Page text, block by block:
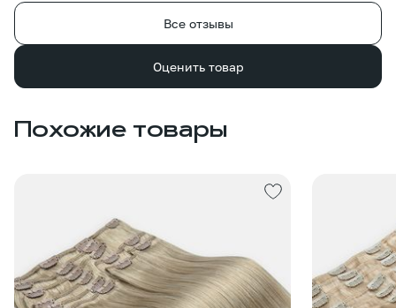
Все отзывы
Оценить товар
Похожие товары